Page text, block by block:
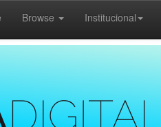
Browse Institucional